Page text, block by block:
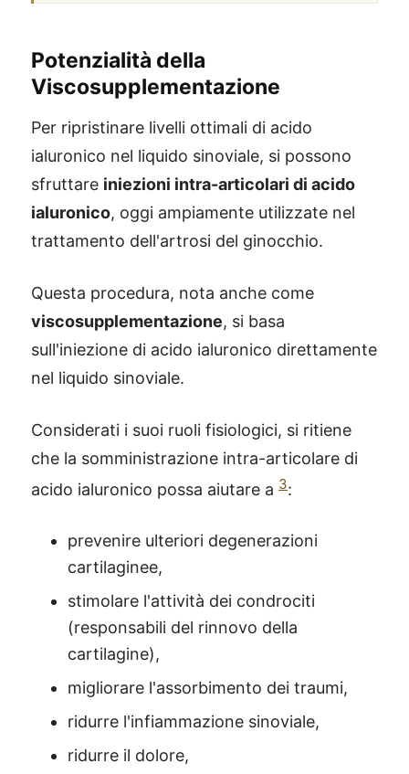
Potenzialità della
Viscosupplementazione
Per ripristinare livelli ottimali di acido
ialuronico nel liquido sinoviale, si possono
sfruttare iniezioni intra-articolari di acido
ialuronico, oggi ampiamente utilizzate nel
trattamento dell'artrosi del ginocchio.
Questa procedura, nota anche come
viscosupplementazione, si basa
sull'iniezione di acido ialuronico direttamente
nel liquido sinoviale.
Considerati i suoi ruoli fisiologici, si ritiene
che la somministrazione intra-articolare di
acido ialuronico possa aiutare a 3:
prevenire ulteriori degenerazioni
cartilaginee,
stimolare l'attività dei condrociti
(responsabili del rinnovo della
cartilagine),
migliorare l'assorbimento dei traumi,
ridurre l'infiammazione sinoviale,
ridurre il dolore,